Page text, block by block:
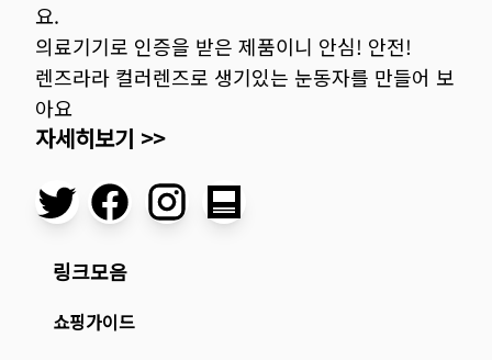
요.
의료기기로 인증을 받은 제품이니 안심! 안전!
렌즈라라 컬러렌즈로 생기있는 눈동자를 만들어 보
아요
자세히보기 >>
링크모음
쇼핑가이드